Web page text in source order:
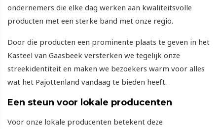
ondernemers die elke dag werken aan kwaliteitsvolle
producten met een sterke band met onze regio.
Door die producten een prominente plaats te geven in het
Kasteel van Gaasbeek versterken we tegelijk onze
streekidentiteit en maken we bezoekers warm voor alles
wat het Pajottenland vandaag te bieden heeft.
Een steun voor lokale producenten
Voor onze lokale producenten betekent deze